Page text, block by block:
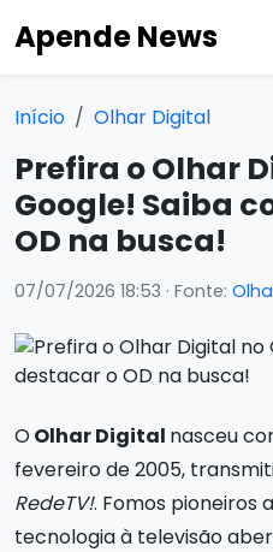
Apende News
Início Olhar Digital
Prefira o Olhar
Google! Saiba
OD na busca!
07/07/2026 18:53 · Fonte:
OOlhar Digital nasceu
fevereiro de 2005,
RedeTV!. Fomos pioneiros
tecnologia à televisão